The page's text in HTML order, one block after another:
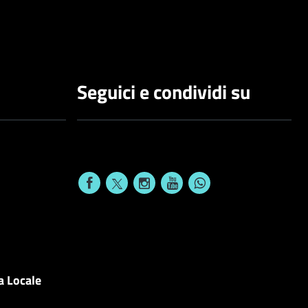
Locale
Seguici e condividi su